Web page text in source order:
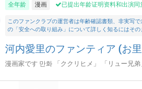
全年龄 漫画 已提出年龄证明资料和出演同
このファンクラブの運営者は年齢確認書類、非実写
の「安全への取り組み」について詳しく知るにはその
河内愛里のファンティア (お
漫画家です 만화 「ククリヒメ」 「リュー兄弟